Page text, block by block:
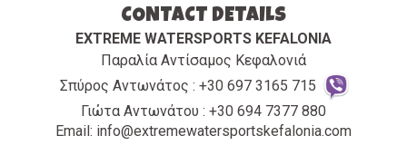
CONTACT DETAILS
EXTREME WATERSPORTS KEFALONIA
Παραλία Αντίσαμος Κεφαλονιά
Σπύρος Αντωνάτος : +30 697 3165 715
Γιώτα Αντωνάτου : +30 694 7377 880
Email: info@extremewatersportskefalonia.com